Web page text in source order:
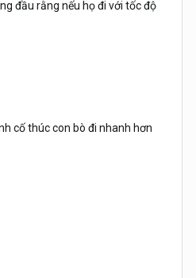
đầu rằng nếu họ đi với tốc độ
cố thúc con bò đi nhanh hơn